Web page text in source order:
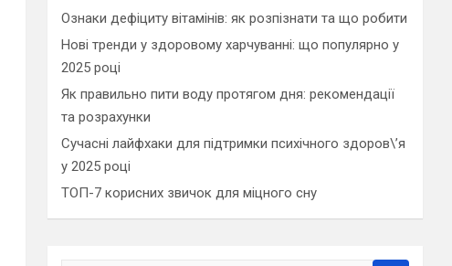
Ознаки дефіциту вітамінів: як розпізнати та що робити
Нові тренди у здоровому харчуванні: що популярно у
2025 році
Як правильно пити воду протягом дня: рекомендації
та розрахунки
Сучасні лайфхаки для підтримки психічного здоров\’я
у 2025 році
ТОП-7 корисних звичок для міцного сну